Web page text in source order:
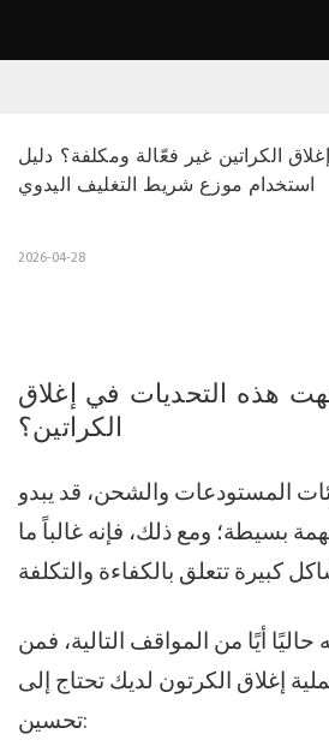
الكراتين غير فعّالة ومكلفة؟ دليل
استخدام موزع شريط التغليف اليدوي
2026-04-28
هذه التحديات في إغلاق
الكراتين؟
المستودعات والشحن، قد يبدو
بسيطة؛ ومع ذلك، فإنه غالباً ما
حاليًا أيًا من المواقف التالية، فمن
إغلاق الكرتون لديك تحتاج إلى
تحسين: